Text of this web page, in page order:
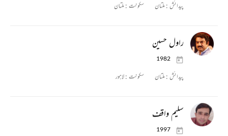
پیدائش :ملتان سکونت :ملتان
راول حسین
1982
پیدائش :ملتان سکونت :لاہور
سلیم واقف
1997